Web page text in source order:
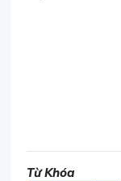
Từ Khóa